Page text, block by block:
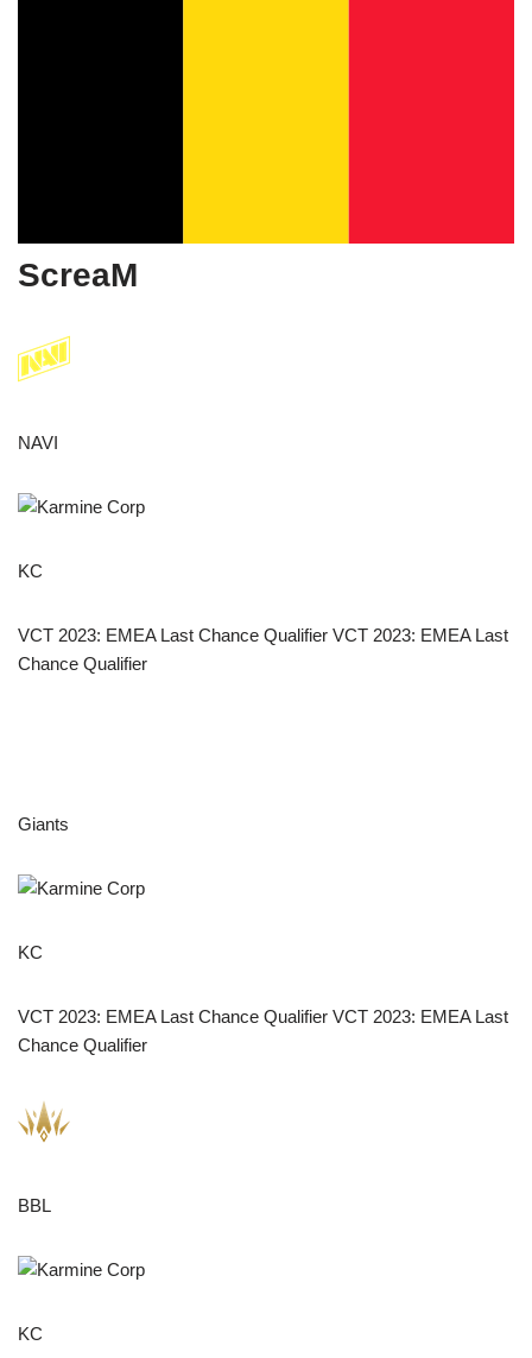
ScreaM
NAVI
KC
VCT 2023: EMEA Last Chance Qualifier VCT 2023: EMEA Last
Chance Qualifier
Giants
KC
VCT 2023: EMEA Last Chance Qualifier VCT 2023: EMEA Last
Chance Qualifier
BBL
KC